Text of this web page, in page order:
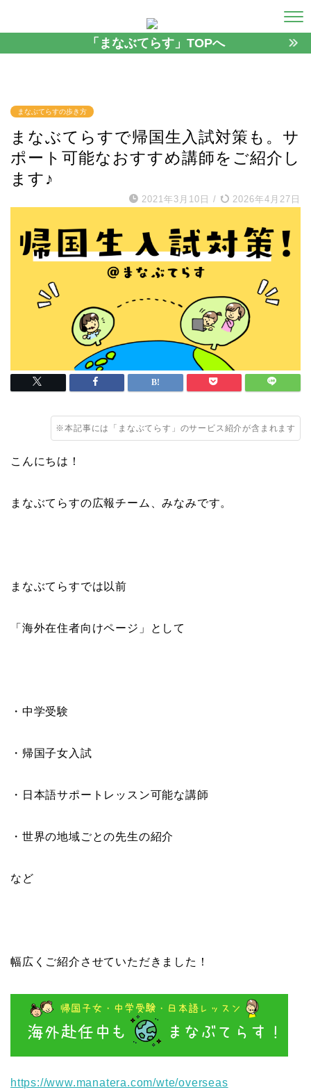
「まなぶてらす」TOPへ
まなぶてらすの歩き方
まなぶてらすで帰国生入試対策も。サ
ポート可能なおすすめ講師をご紹介し
ます♪
2021年3月10日 / 2026年4月27日
※本記事には「まなぶてらす」のサービス紹介が含まれます
こんにちは！
まなぶてらすの広報チーム、みなみです。
まなぶてらすでは以前
「海外在住者向けページ」として
・中学受験
・帰国子女入試
・日本語サポートレッスン可能な講師
・世界の地域ごとの先生の紹介
など
幅広くご紹介させていただきました！
https://www.manatera.com/wte/overseas